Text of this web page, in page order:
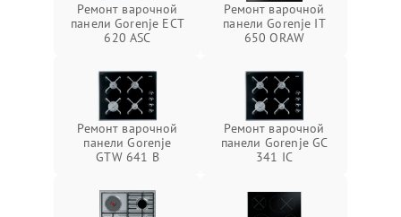
Ремонт варочной
панели Gorenje ECT
620 ASC
Ремонт варочной
панели Gorenje IT
650 ORAW
Ремонт варочной
панели Gorenje
GTW 641 B
Ремонт варочной
панели Gorenje GC
341 IC